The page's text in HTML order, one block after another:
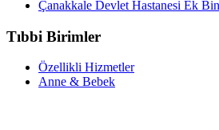
Çanakkale Devlet Hastanesi Ek
Tıbbi Birimler
Özellikli Hizmetler
Anne & Bebek